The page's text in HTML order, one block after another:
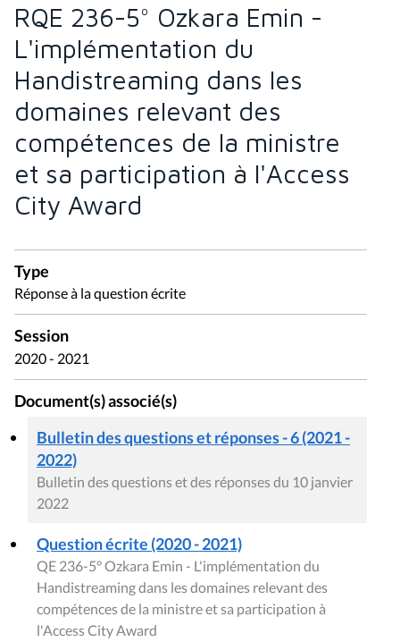
RQE 236-5° Ozkara Emin -
L'implémentation du
Handistreaming dans les
domaines relevant des
compétences de la ministre
et sa participation à l'Access
City Award
Type
Réponse à la question écrite
Session
2020 - 2021
Document(s) associé(s)
Bulletin des questions et réponses - 6 (2021 -
2022)
Bulletin des questions et des réponses du 10 janvier
2022
Question écrite (2020 - 2021)
QE 236-5° Ozkara Emin - L'implémentation du
Handistreaming dans les domaines relevant des
compétences de la ministre et sa participation à
l'Access City Award